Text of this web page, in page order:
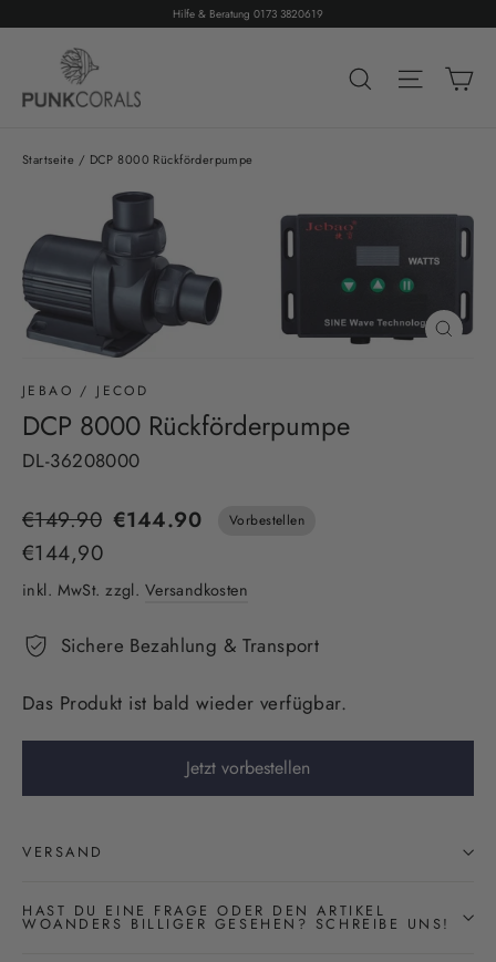
Hilfe & Beratung 0173 3820619
Suche
Startseite / DCP 8000 Rückförderpumpe
JEBAO / JECOD
DCP 8000 Rückförderpumpe
DL-36208000
Normaler
Preis
€149.90 €144.90 Vorbestellen
Sonderpreis
€144,90
inkl. MwSt. zzgl. Versandkosten
Sichere Bezahlung & Transport
Das Produkt ist bald wieder verfügbar.
Jetzt vorbestellen
VERSAND
HAST DU EINE FRAGE ODER DEN ARTIKEL
WOANDERS BILLIGER GESEHEN? SCHREIBE UNS!